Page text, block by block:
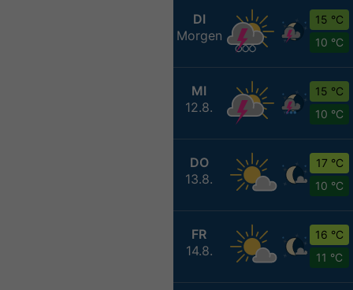
DI
Morgen
15 °C
10 °C
MI
12.8.
15 °C
10 °C
DO
13.8.
17 °C
10 °C
FR
14.8.
16 °C
11 °C